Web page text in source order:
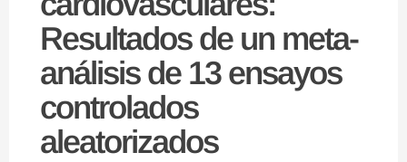
Resultados de un meta-
análisis de 13 ensayos
controlados
aleatorizados